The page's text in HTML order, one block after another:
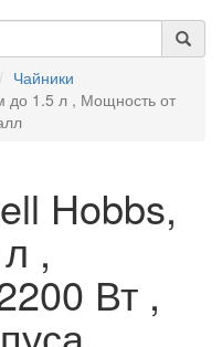
Чайники
до 1.5 л , Мощность от
Hobbs,
,
Вт ,